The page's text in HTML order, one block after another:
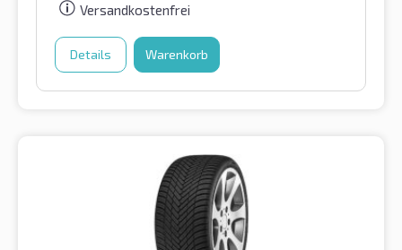
Versandkostenfrei
Details Warenkorb